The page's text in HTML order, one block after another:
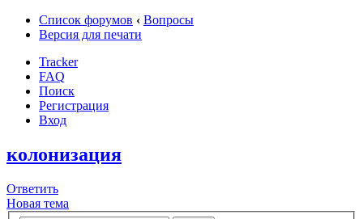
Список форумов ‹ Вопросы
Версия для печати
Tracker
FAQ
Поиск
Регистрация
Вход
колонизация
Ответить
Новая тема